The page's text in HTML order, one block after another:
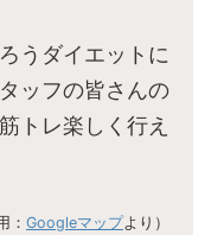
うダイエットに
ッフの皆さんの
トレ楽しく行え
： Googleマップより）